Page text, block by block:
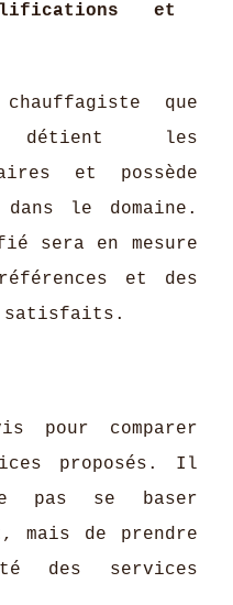
et
que
détient les
et possède
dans le domaine.
sera en mesure
et des
satisfaits.
pour comparer
proposés. Il
pas se baser
mais de prendre
des services